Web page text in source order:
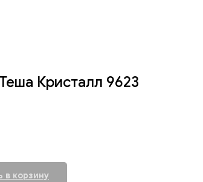
Кристалл 9623
в корзину